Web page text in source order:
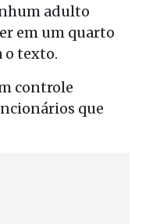
adulto
em um quarto
o texto.
controle
que